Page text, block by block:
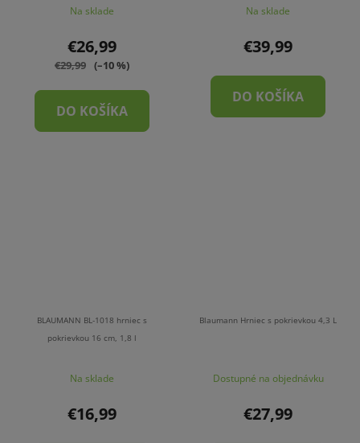
Na sklade
€26,99
€29,99 (–10 %)
DO KOŠÍKA
Na sklade
€39,99
DO KOŠÍKA
BLAUMANN BL-1018 hrniec s
pokrievkou 16 cm, 1,8 l
Na sklade
€16,99
Blaumann Hrniec s pokrievkou 4,3 L
Dostupné na objednávku
€27,99